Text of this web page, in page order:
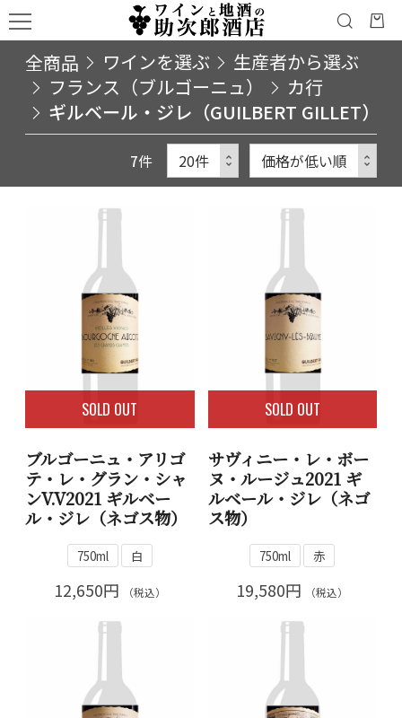
全商品 ワインを選ぶ
生産者から選ぶ
フランス（ブルゴーニュ）
カ行
ギルベール・ジレ（GUILBERT GILLET）
7件
SOLD OUT
ブルゴーニュ・アリゴ
テ・レ・グラン・シャ
ンV.V2021 ギルベー
ル・ジレ（ネゴス物）
750ml 白
12,650円 （税込）
SOLD OUT
サヴィニー・レ・ボー
ヌ・ルージュ2021 ギ
ルベール・ジレ（ネゴ
ス物）
750ml 赤
19,580円 （税込）